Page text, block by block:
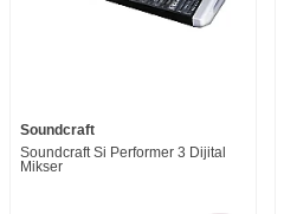
Soundcraft
Soundcraft Si Performer 3 Dijital
Mikser